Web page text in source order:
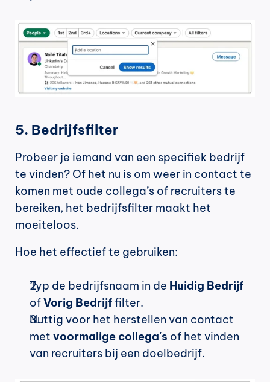
5. Bedrijfsfilter
Probeer je iemand van een specifiek bedrijf
te vinden? Of het nu is om weer in contact te
komen met oude collega’s of recruiters te
bereiken, het bedrijfsfilter maakt het
moeiteloos.
Hoe het effectief te gebruiken:
Typ de bedrijfsnaam in de Huidig Bedrijf
of Vorig Bedrijf filter.
Nuttig voor het herstellen van contact
met voormalige collega's of het vinden
van recruiters bij een doelbedrijf.